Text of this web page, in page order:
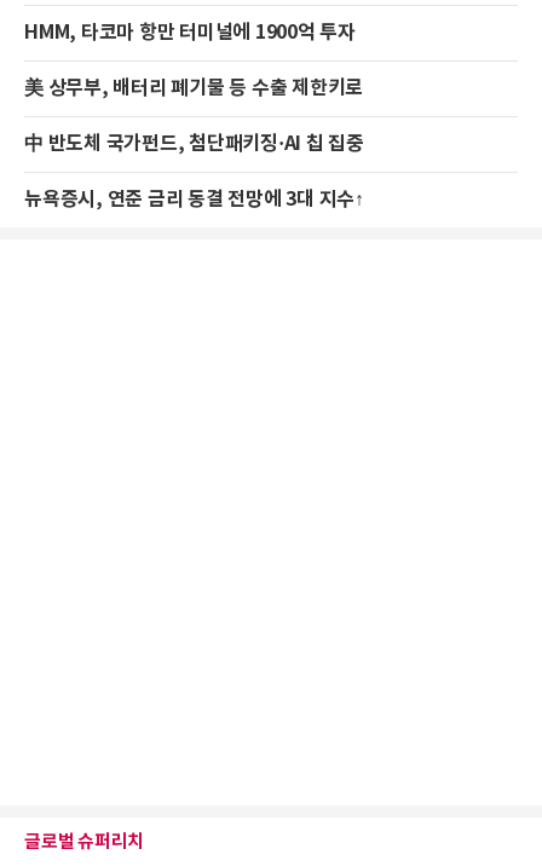
HMM, 타코마 항만 터미널에 1900억 투자
美 상무부, 배터리 폐기물 등 수출 제한키로
中 반도체 국가펀드, 첨단패키징·AI 칩 집중
뉴욕증시, 연준 금리 동결 전망에 3대 지수↑
글로벌 슈퍼리치